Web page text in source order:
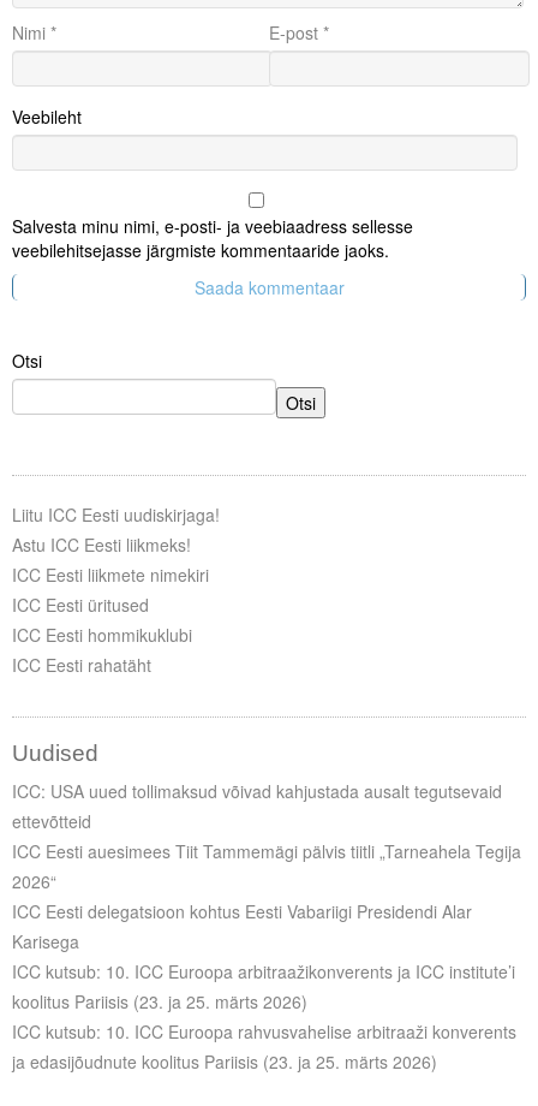
Nimi * E-post *
Veebileht
Salvesta minu nimi, e-posti- ja veebiaadress sellesse
veebilehitsejasse järgmiste kommentaaride jaoks.
Otsi
Otsi
Liitu ICC Eesti uudiskirjaga!
Astu ICC Eesti liikmeks!
ICC Eesti liikmete nimekiri
ICC Eesti üritused
ICC Eesti hommikuklubi
ICC Eesti rahatäht
Uudised
ICC: USA uued tollimaksud võivad kahjustada ausalt tegutsevaid
ettevõtteid
ICC Eesti auesimees Tiit Tammemägi pälvis tiitli „Tarneahela Tegija
2026“
ICC Eesti delegatsioon kohtus Eesti Vabariigi Presidendi Alar
Karisega
ICC kutsub: 10. ICC Euroopa arbitraažikonverents ja ICC institute’i
koolitus Pariisis (23. ja 25. märts 2026)
ICC kutsub: 10. ICC Euroopa rahvusvahelise arbitraaži konverents
ja edasijõudnute koolitus Pariisis (23. ja 25. märts 2026)